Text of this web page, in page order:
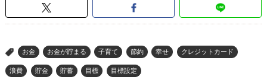
> お金 お金が貯まる 子育て 節約 幸せ クレジットカード
浪費 貯金 貯蓄 目標 目標設定